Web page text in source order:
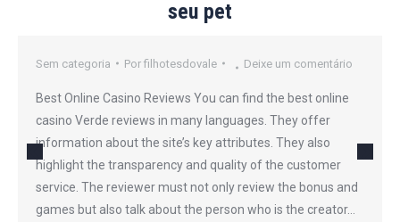
seu pet
Sem categoria Por filhotesdovale Deixe um comentário
Best Online Casino Reviews You can find the best online
casino Verde reviews in many languages. They offer
information about the site’s key attributes. They also
highlight the transparency and quality of the customer
service. The reviewer must not only review the bonus and
games but also talk about the person who is the creator…